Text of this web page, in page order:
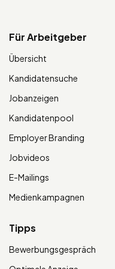
Für Arbeitgeber
Übersicht
Kandidatensuche
Jobanzeigen
Kandidatenpool
Employer Branding
Jobvideos
E-Mailings
Medienkampagnen
Tipps
Bewerbungsgespräch